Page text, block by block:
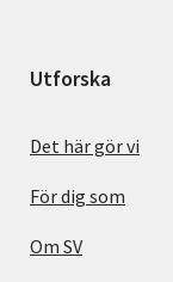
Utforska
Det här gör vi
För dig som
Om SV